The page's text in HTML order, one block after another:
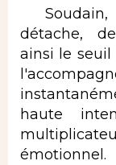
Soudain,
détache,
ainsi le seuil
haute
émotionnel.